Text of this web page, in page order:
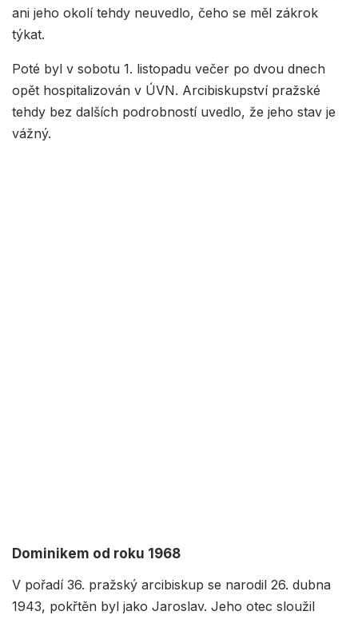
ani jeho okolí tehdy neuvedlo, čeho se měl zákrok
týkat.
Poté byl v sobotu 1. listopadu večer po dvou dnech
opět hospitalizován v ÚVN. Arcibiskupství pražské
tehdy bez dalších podrobností uvedlo, že jeho stav je
vážný.
Dominikem od roku 1968
V pořadí 36. pražský arcibiskup se narodil 26. dubna
1943, pokřtěn byl jako Jaroslav. Jeho otec sloužil